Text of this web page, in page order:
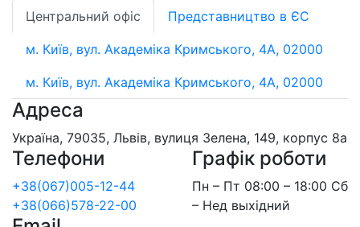
Центральний офіс Представництво в ЄС
м. Київ, вул. Академіка Кримського, 4А, 02000
м. Київ, вул. Академіка Кримського, 4А, 02000
Адреса
Україна, 79035, Львів, вулиця Зелена, 149, корпус 8а
Телефони
+38(067)005-12-44
+38(066)578-22-00
Графік роботи
Пн – Пт 08:00 – 18:00 Сб
– Нед выхідний